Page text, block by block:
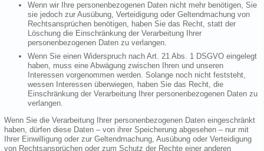
Wenn wir Ihre personenbezogenen Daten nicht mehr benötigen, Sie
sie jedoch zur Ausübung, Verteidigung oder Geltendmachung von
Rechtsansprüchen benötigen, haben Sie das Recht, statt der
Löschung die Einschränkung der Verarbeitung Ihrer
personenbezogenen Daten zu verlangen.
Wenn Sie einen Widerspruch nach Art. 21 Abs. 1 DSGVO eingelegt
haben, muss eine Abwägung zwischen Ihren und unseren
Interessen vorgenommen werden. Solange noch nicht feststeht,
wessen Interessen überwiegen, haben Sie das Recht, die
Einschränkung der Verarbeitung Ihrer personenbezogenen Daten zu
verlangen.
Wenn Sie die Verarbeitung Ihrer personenbezogenen Daten eingeschränkt
haben, dürfen diese Daten – von ihrer Speicherung abgesehen – nur mit
Ihrer Einwilligung oder zur Geltendmachung, Ausübung oder Verteidigung
von Rechtsansprüchen oder zum Schutz der Rechte einer anderen